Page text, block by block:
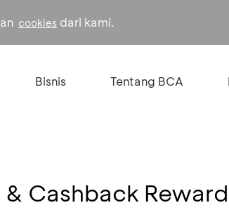
cookies dari kami.
Bisnis Tentang BCA
Cashback